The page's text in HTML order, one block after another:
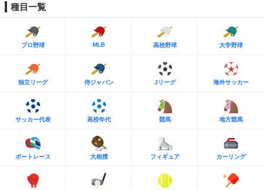
種目一覧
プロ野球 MLB 高校野球 大学野球
独立リーグ 侍ジャパン Jリーグ 海外サッカー
サッカー代表 高校年代 競馬 地方競馬
ボートレース 大相撲 フィギュア カーリング